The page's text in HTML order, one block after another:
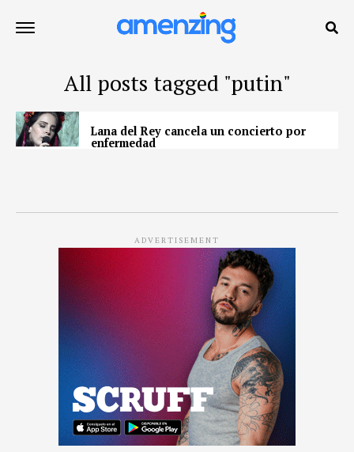
All posts tagged "putin"
Lana del Rey cancela un concierto por
enfermedad
ADVERTISEMENT